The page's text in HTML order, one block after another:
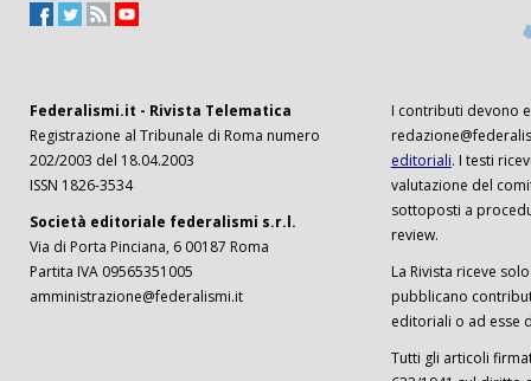
Federalismi.it - Rivista Telematica
Registrazione al Tribunale di Roma numero
202/2003 del 18.04.2003
ISSN 1826-3534
Società editoriale federalismi s.r.l.
Via di Porta Pinciana, 6 00187 Roma
Partita IVA 09565351005
amministrazione@federalismi.it
I contributi devono
editoriali. I testi
valutazione del
sottoposti a
review.
La Rivista riceve
pubblicano
editoriali o ad esse
Tutti gli articoli